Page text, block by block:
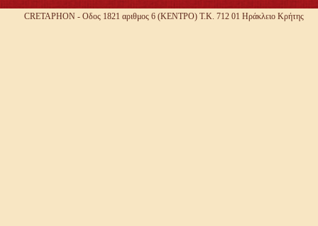
CRETAPHON - Οδος 1821 αριθμος 6 (ΚΕΝΤΡΟ) Τ.Κ. 712 01 Ηράκλειο Κρήτης